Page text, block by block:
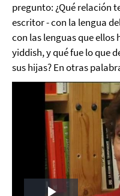
pregunto: ¿Qué relación
escritor - con la lengua
con las lenguas que ellos
yiddish, y qué fue lo que
sus hijas? En otras